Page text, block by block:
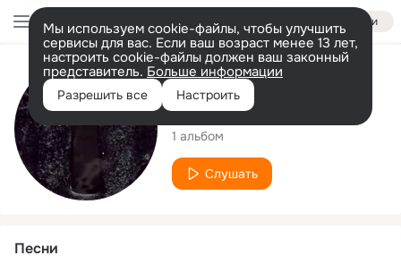
Войти
Мы используем cookie-файлы, чтобы улучшить
сервисы для вас. Если ваш возраст менее 13 лет,
настроить cookie-файлы должен ваш законный
представитель. Больше информации
Разрешить все Настроить
Исполнитель
5tingy
1 альбом
Слушать
Песни